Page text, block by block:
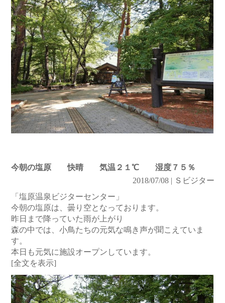
今朝の塩原 快晴 気温２１℃ 湿度７５％
2018/07/08 | Ｓビジター
「塩原温泉ビジターセンター」
今朝の塩原は、曇り空となっております。
昨日まで降っていた雨が上がり
森の中では、小鳥たちの元気な鳴き声が聞こえていま
す。
本日も元気に施設オープンしています。
[全文を表示]